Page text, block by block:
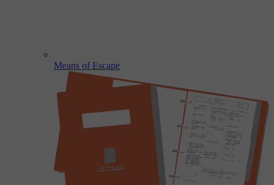
Means of Escape